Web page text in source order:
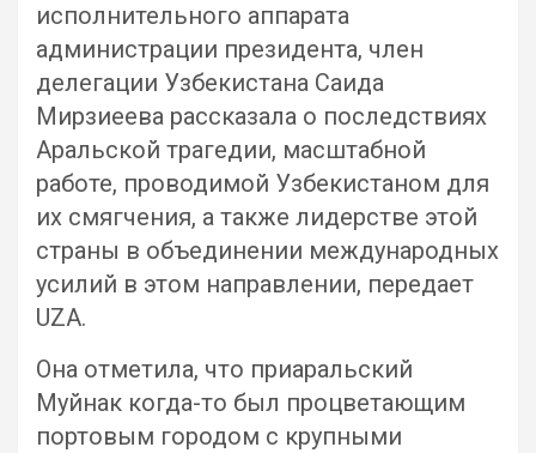
исполнительного аппарата
администрации президента, член
делегации Узбекистана Саида
Мирзиеева рассказала о последствиях
Аральской трагедии, масштабной
работе, проводимой Узбекистаном для
их смягчения, а также лидерстве этой
страны в объединении международных
усилий в этом направлении, передает
UZA.
Она отметила, что приаральский
Муйнак когда-то был процветающим
портовым городом с крупными